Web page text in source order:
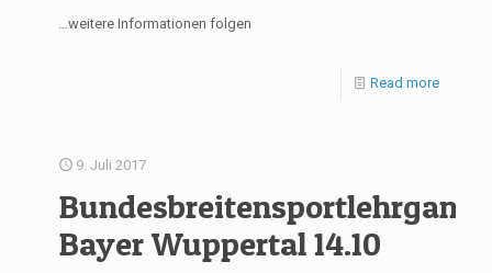
…weitere Informationen folgen
Read more
9. Juli 2017
Bundesbreitensportlehrgang
Bayer Wuppertal 14.10